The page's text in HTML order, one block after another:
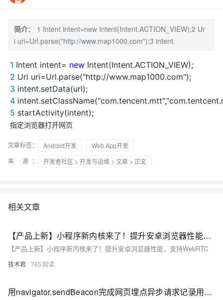
简介：
1 Intent intent=new Intent(Intent.ACTION_VIEW);2 Ur
i uri=Url.parse("http://www.map1000.com");3 intent.
1 Intent intent= new Intent(Intent.ACTION_VIEW);
2 Uri uri=Url.parse("http://www.map1000.com");
3 intent.setData(url);
4
5 startActivity(intent);
指定浏览器打开网页
文章标签： Android开发
Web App开发
来 源：
开发者社区 > 开发与运维 > 文章 > 正文
相关文章
【产品上新】小程序新内核来了！提升安卓浏览器性能，支持WebRTC
【产品上新】小程序新内核来了！提升安卓浏览器性能，支持WebRTC
技术君 765
用navigator.sendBeacon完成网页埋点异步请求记录用户行为，当网页关闭的时候，依然后完美完成接口请求，不会因为浏览器关闭了被中断请求。